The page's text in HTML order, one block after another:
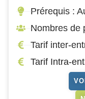
Prérequis :
Nombres de
Tarif inter-
Tarif Intra-